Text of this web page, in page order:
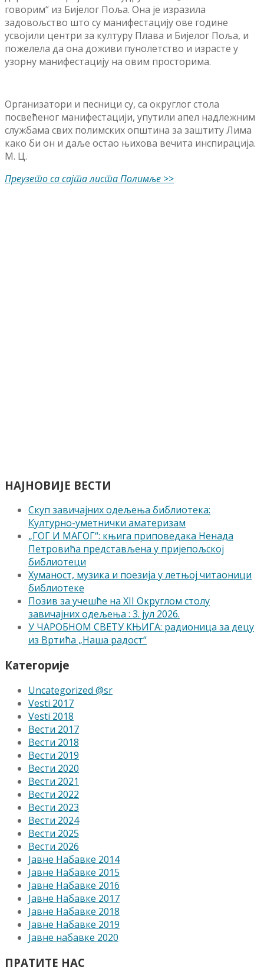
говорим“ из Бијелог Поља. Она је изразила
задовољство што су манифестацију ове године
усвојили центри за културу Плава и Бијелог Поља, и
пожелела да она доживи пунолетство и израсте у
узорну манифестацију на овим просторима.
Организатори и песници су, са округлог стола
посвећеног манифестацији, упутили апел надлежним
службама свих полимских општина за заштиту Лима
како би он и даље остао њихова вечита инспирација.
М. Ц.
Преузето са сајта листа Полимље >>
НАЈНОВИЈЕ ВЕСТИ
Скуп завичајних одељења библиотека:
Културно-уметнички аматеризам
„ГОГ И МАГОГ“: књига приповедака Ненада
Петровића представљена у пријепољској
библиотеци
Хуманост, музика и поезија у летњој читаоници
библиотеке
Позив за учешће на XII Округлом столу
завичајних одељења : 3. јул 2026.
У ЧАРОБНОМ СВЕТУ КЊИГА: радионица за децу
из Вртића „Наша радост“
Категорије
Uncategorized @sr
Vesti 2017
Vesti 2018
Вести 2017
Вести 2018
Вести 2019
Вести 2020
Вести 2021
Вести 2022
Вести 2023
Вести 2024
Вести 2025
Вести 2026
Јавне Набавке 2014
Јавне Набавке 2015
Јавне Набавке 2016
Јавне Набавке 2017
Јавне Набавке 2018
Јавне Набавке 2019
Јавне набавке 2020
ПРАТИТЕ НАС